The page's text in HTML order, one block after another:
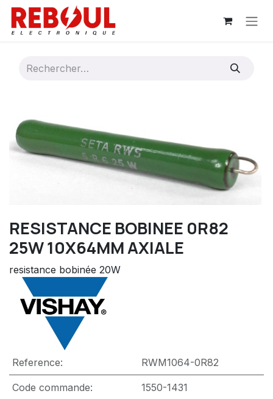
Se rendre au contenu
RESISTANCE BOBINEE 0R82
25W 10X64MM AXIALE
resistance bobinée 20W
Reference: RWM1064-0R82
Code commande: 1550-1431